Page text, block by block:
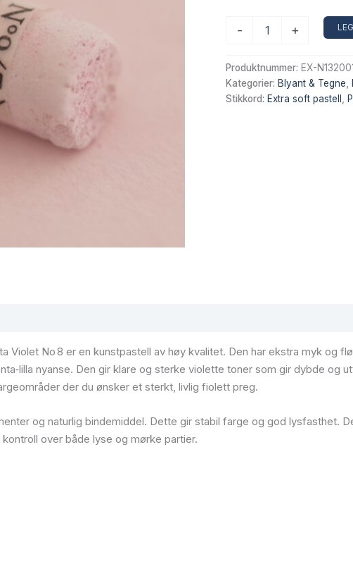
-
tørrpastell
–
Magenta
+
Produktnummer: EX-
Kategorier: Blyant & Tegne,
Stikkord: Extra soft pastell ,
Violet No 8 er en kunstpastell av høy kvalitet. Den har ekstra myk og
nyanse. Den gir klare og sterke violette toner som gir dybde og
der du ønsker et sterkt, livlig fiolett preg.
og naturlig bindemiddel. Dette gir stabil farge og god lysfasthet.
over både lyse og mørke partier.